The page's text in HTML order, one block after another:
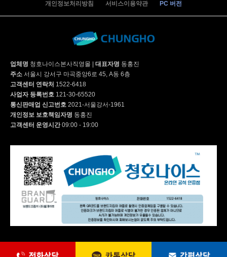
개인정보처리방침 서비스이용약관 PC 버전
업체명 청호나이스본사직영몰 대표자명 동홍진
주소 서울시 강서구 마곡중앙6로 45, A동 6층
고객센터 연락처 1522-6418
사업자 등록번호 121-30-65520
통신판매업 신고번호 2021-서울강서-1961
개인정보 보호책임자명 동홍진
고객센터 운영시간09:00 - 19:00